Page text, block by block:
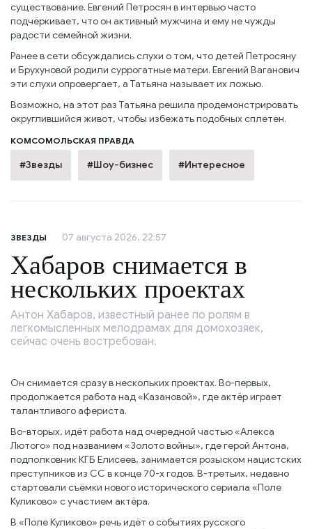
существование. Евгений Петросян в интервью часто
подчёркивает, что он активный мужчина и ему не чужды
радости семейной жизни.
Ранее в сети обсуждались слухи о том, что детей Петросяну
и Брухуновой родили суррогатные матери. Евгений Ваганович
эти слухи опровергает, а Татьяна называет их ложью.
Возможно, на этот раз Татьяна решила продемонстрировать
округлившийся живот, чтобы избежать подобных сплетен.
КОМСОМОЛЬСКАЯ ПРАВДА
#Звезды #Шоу-бизнес #Интересное
ЗВЕЗДЫ 07 августа 2026, 22:57
Хабаров снимается в
нескольких проектах
Антон Хабаров, известный ранее по ролям в
легкомысленных мелодрамах для домохозяек,
сейчас очень востребован.
Он снимается сразу в нескольких проектах. Во-первых,
продолжается работа над «Казановой», где актёр играет
талантливого афериста.
Во-вторых, идёт работа над очередной частью «Алекса
Лютого» под названием «Золото войны», где герой Антона,
подполковник КГБ Елисеев, занимается розыском нацистских
преступников из СС в конце 70-х годов. В-третьих, недавно
стартовали съёмки нового исторического сериала «Поле
Куликово» с участием актёра.
В «Поле Куликово» речь идёт о событиях русского